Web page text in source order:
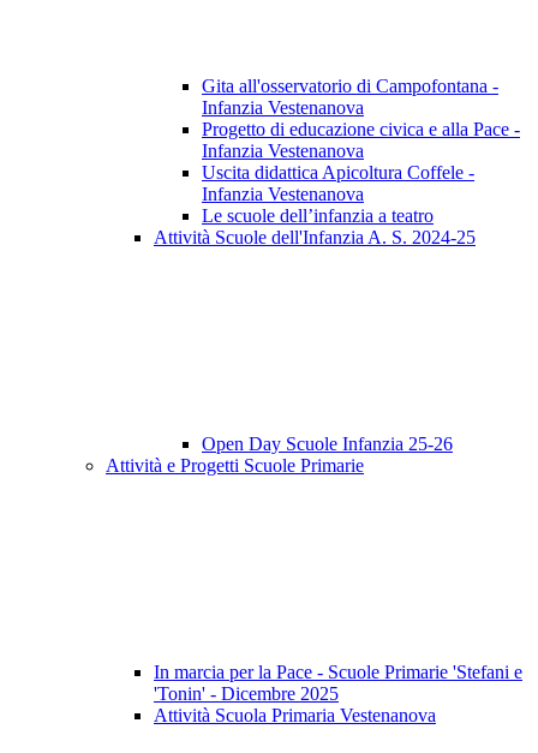
Gita all'osservatorio di Campofontana -
Infanzia Vestenanova
Progetto di educazione civica e alla Pace -
Infanzia Vestenanova
Uscita didattica Apicoltura Coffele -
Infanzia Vestenanova
Le scuole dell’infanzia a teatro
Attività Scuole dell'Infanzia A. S. 2024-25
Open Day Scuole Infanzia 25-26
Attività e Progetti Scuole Primarie
In marcia per la Pace - Scuole Primarie 'Stefani e
'Tonin' - Dicembre 2025
Attività Scuola Primaria Vestenanova